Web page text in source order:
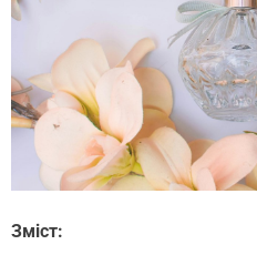
Зміст: